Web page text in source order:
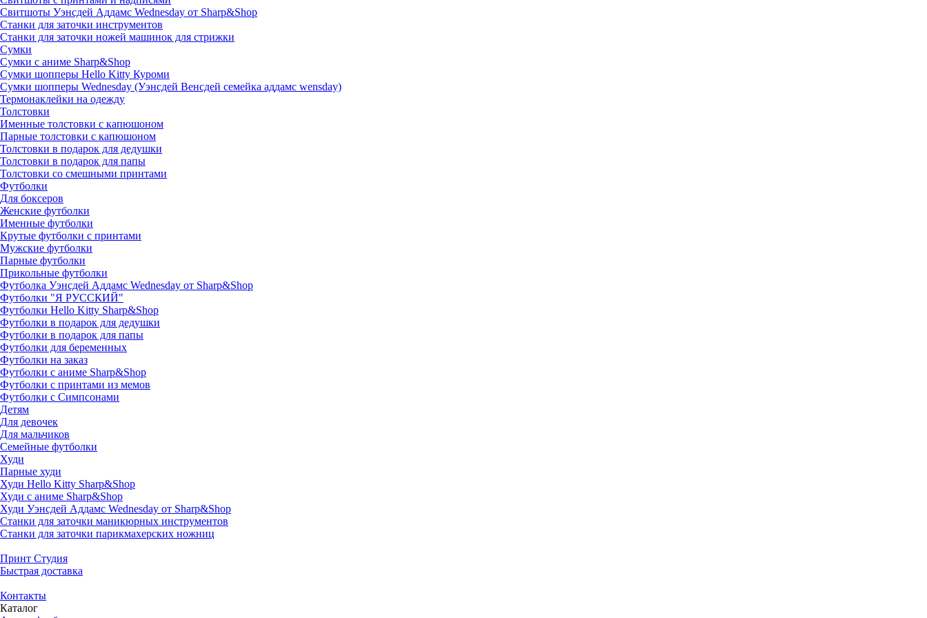
Свитшоты Уэнсдей Аддамс Wednesday от Sharp&Shop
Станки для заточки инструментов
Станки для заточки ножей машинок для стрижки
Сумки
Сумки с аниме Sharp&Shop
Сумки шопперы Hello Kitty Куроми
Сумки шопперы Wednesday (Уэнсдей Венсдей семейка аддамс wensday)
Термонаклейки на одежду
Толстовки
Именные толстовки с капюшоном
Парные толстовки с капюшоном
Толстовки в подарок для дедушки
Толстовки в подарок для папы
Толстовки со смешными принтами
Футболки
Для боксеров
Женские футболки
Именные футболки
Крутые футболки с принтами
Мужские футболки
Парные футболки
Прикольные футболки
Футболка Уэнсдей Аддамс Wednesday от Sharp&Shop
Футболки "Я РУССКИЙ"
Футболки Hello Kitty Sharp&Shop
Футболки в подарок для дедушки
Футболки в подарок для папы
Футболки для беременных
Футболки на заказ
Футболки с аниме Sharp&Shop
Футболки с принтами из мемов
Футболки с Симпсонами
Детям
Для девочек
Для мальчиков
Семейные футболки
Худи
Парные худи
Худи Hello Kitty Sharp&Shop
Худи с аниме Sharp&Shop
Худи Уэнсдей Аддамс Wednesday от Sharp&Shop
Станки для заточки маникюрных инструментов
Станки для заточки парикмахерских ножниц
Принт Студия
Быстрая доставка
Контакты
Каталог